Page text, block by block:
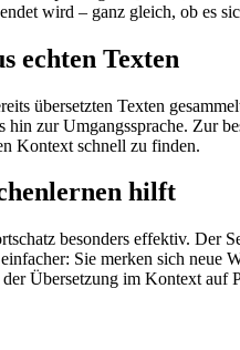
wird – ganz gleich, ob es
echten Texten
übersetzten Texten
zur Umgangssprache. Zur
Kontext schnell zu finden.
hilft
besonders effektiv.
Sie merken sich
Übersetzung im Kontext auf